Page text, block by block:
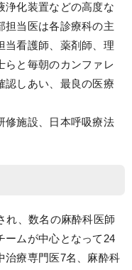
浄化装置などの高度な
担当医は各診療科の主
当看護師、薬剤師、理
らと毎朝のカンファレ
認しあい、最良の医療
修施設、日本呼吸療法
れ、数名の麻酔科医師
ームが中心となって24
治療専門医7名、麻酔科